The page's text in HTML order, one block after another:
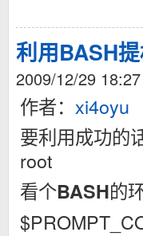
利用BASH
2009/12/29 18:27
作者： xi4oyu
要利用成功的
root
看个BASH的